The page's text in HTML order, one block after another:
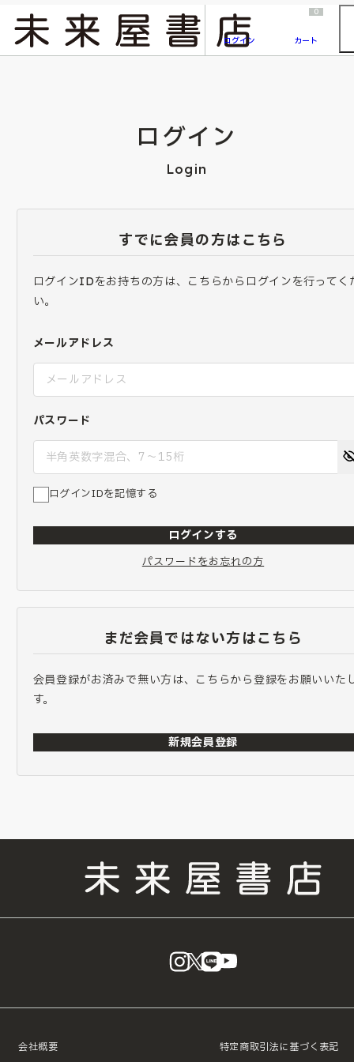
『ONE PIECE magazine 021 ONE PIECEカード付き同梱版』発売延期のご案内
ログイン
0
カート
ログイン
Login
すでに会員の方はこちら
ログインIDをお持ちの方は、こちらからログインを行ってく
い。
メールアドレス
パスワード
ログインIDを記憶する
ログインする
パスワードをお忘れの方
まだ会員ではない方はこちら
会員登録がお済みで無い方は、こちらから登録をお願いいた
す。
新規会員登録
instagram
X LINE
会社概要 特定商取引法に基づく表記